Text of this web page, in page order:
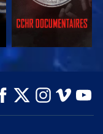
VERKEN DE SERIE